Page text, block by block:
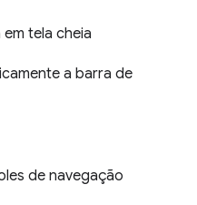
tela cheia
a barra de
de navegação